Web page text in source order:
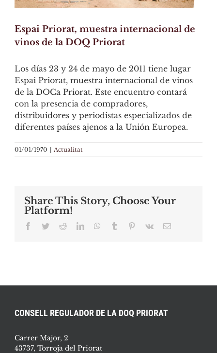
Espai Priorat, muestra internacional de
vinos de la DOQ Priorat
Los días 23 y 24 de mayo de 2011 tiene lugar
Espai Priorat, muestra internacional de vinos
de la DOCa Priorat. Este encuentro contará
con la presencia de compradores,
distribuidores y periodistas especializados de
diferentes países ajenos a la Unión Europea.
01/01/1970 | Actualitat
Share This Story, Choose Your
Platform!
Facebook
TwitterRedditLinkedInWhatsApp
Tumblr Pinterest
Vk Email:
CONSELL REGULADOR DE LA DOQ PRIORAT
Carrer Major, 2
43737, Torroja del Priorat